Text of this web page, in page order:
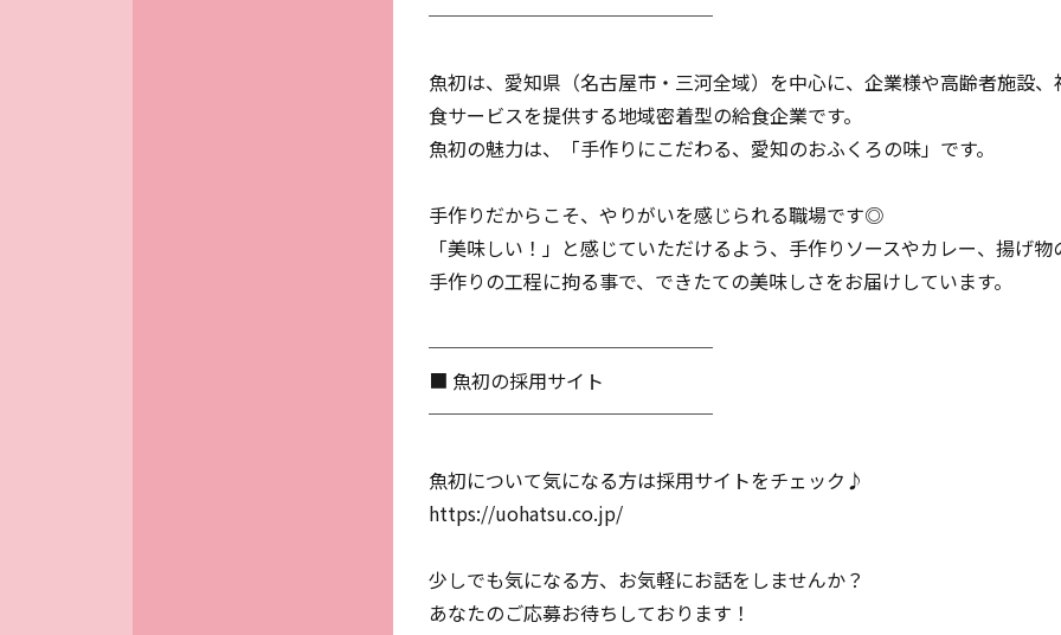
───────────────
魚初は、愛知県（名古屋市・三河全域）を中心に、企業様や高齢者施設
食サービスを提供する地域密着型の給食企業です。
魚初の魅力は、「手作りにこだわる、愛知のおふくろの味」です。
手作りだからこそ、やりがいを感じられる職場です◎
「美味しい！」と感じていただけるよう、手作りソースやカレー、揚げ
手作りの工程に拘る事で、できたての美味しさをお届けしています。
───────────────
■ 魚初の採用サイト
───────────────
魚初について気になる方は採用サイトをチェック♪
https://uohatsu.co.jp/
少しでも気になる方、お気軽にお話をしませんか？
あなたのご応募お待ちしております！